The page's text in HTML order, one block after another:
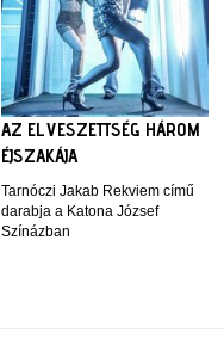
AZ ELVESZETTSÉG HÁROM
ÉJSZAKÁJA
Tarnóczi Jakab Rekviem című
darabja a Katona József
Színázban